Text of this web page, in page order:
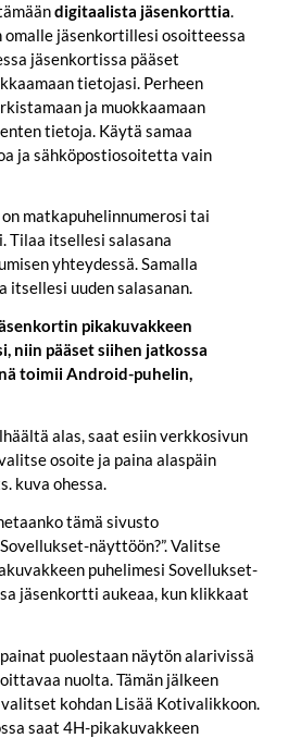
digitaalista jäsenkorttia
omalle jäsenkortillesi osoitteessa
jäsenkortissa pääset
tietojasi. Perheen
ja muokkaamaan
tietoja. Käytä samaa
ja sähköpostiosoitetta vain
matkapuhelinnumerosi tai
Tilaa itsellesi salasana
yhteydessä. Samalla
uuden salasanan.
pikakuvakkeen
niin pääset siihen jatkossa
toimii Android-puhelin,
alas, saat esiin verkkosivun
osoite ja paina alaspäin
kuva ohessa.
tämä sivusto
näyttöön?”. Valitse
puhelimesi Sovellukset-
jäsenkortti aukeaa, kun klikkaat
puolestaan näytön alarivissä
nuolta. Tämän jälkeen
kohdan Lisää Kotivalikkoon.
saat 4H-pikakuvakkeen